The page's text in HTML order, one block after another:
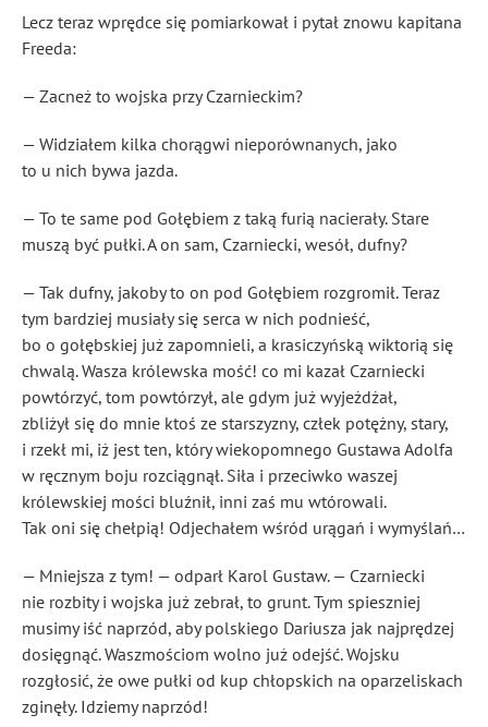
Lecz teraz wprędce się pomiarkował i pytał znowu kapitana
Freeda:
— Zacneż to wojska przy Czarnieckim?
— Widziałem kilka chorągwi nieporównanych, jako
to u nich bywa jazda.
— To te same pod Gołębiem z taką furią nacierały. Stare
muszą być pułki. A on sam, Czarniecki, wesół, dufny?
— Tak dufny, jakoby to on pod Gołębiem rozgromił. Teraz
tym bardziej musiały się serca w nich podnieść,
bo o gołębskiej już zapomnieli, a krasiczyńską wiktorią się
chwalą. Wasza królewska mość! co mi kazał Czarniecki
powtórzyć, tom powtórzył, ale gdym już wyjeżdżał,
zbliżył się do mnie ktoś ze starszyzny, człek potężny, stary,
i rzekł mi, iż jest ten, który wiekopomnego Gustawa Adolfa
w ręcznym boju rozciągnął. Siła i przeciwko waszej
królewskiej mości bluźnił, inni zaś mu wtórowali.
Tak oni się chełpią! Odjechałem wśród urągań i wymyślań…
— Mniejsza z tym! — odparł Karol Gustaw. — Czarniecki
nie rozbity i wojska już zebrał, to grunt. Tym spieszniej
musimy iść naprzód, aby polskiego Dariusza jak najprędzej
dosięgnąć. Waszmościom wolno już odejść. Wojsku
rozgłosić, że owe pułki od kup chłopskich na oparzeliskach
zginęły. Idziemy naprzód!